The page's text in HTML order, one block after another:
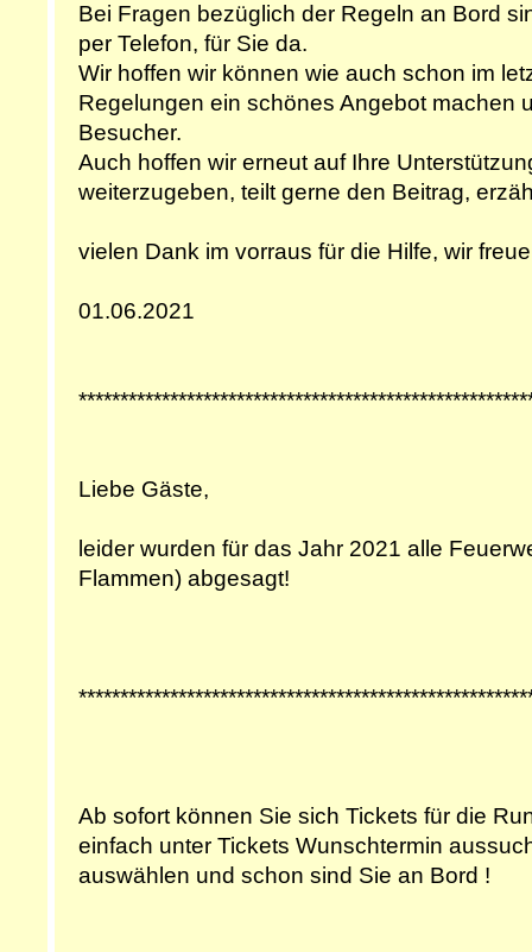
Bei Fragen bezüglich der Regeln an Bord
per Telefon, für Sie da.
Wir hoffen wir können wie auch schon im
Regelungen ein schönes Angebot machen
Besucher.
Auch hoffen wir erneut auf Ihre
weiterzugeben, teilt gerne den Beitrag,
vielen Dank im vorraus für die Hilfe, wir
01.06.2021
Liebe Gäste,
leider wurden für das Jahr 2021 alle
Flammen) abgesagt!
Ab sofort können Sie sich Tickets für die
einfach unter Tickets Wunschtermin
auswählen und schon sind Sie an Bord !